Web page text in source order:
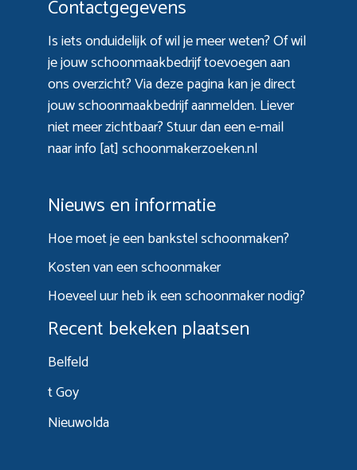
Contactgegevens
Is iets onduidelijk of wil je meer weten? Of wil
je jouw schoonmaakbedrijf toevoegen aan
ons overzicht? Viadeze paginakan je direct
jouw schoonmaakbedrijf aanmelden. Liever
niet meer zichtbaar? Stuur dan een e-mail
naar info [at] schoonmakerzoeken.nl
Nieuws en informatie
Hoe moet je een bankstel schoonmaken?
Kosten van een schoonmaker
Hoeveel uur heb ik een schoonmaker nodig?
Recent bekeken plaatsen
Belfeld
t Goy
Nieuwolda